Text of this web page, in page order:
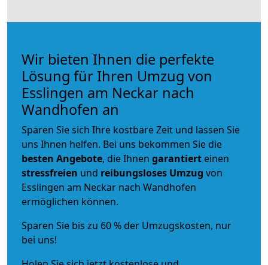
Wir bieten Ihnen die perfekte
Lösung für Ihren Umzug von
Esslingen am Neckar nach
Wandhofen an
Sparen Sie sich Ihre kostbare Zeit und lassen Sie
uns Ihnen helfen. Bei uns bekommen Sie die
besten Angebote, die Ihnen garantiert einen
stressfreien und reibungsloses Umzug von
Esslingen am Neckar nach Wandhofen
ermöglichen können.
Sparen Sie bis zu 60 % der Umzugskosten, nur
bei uns!